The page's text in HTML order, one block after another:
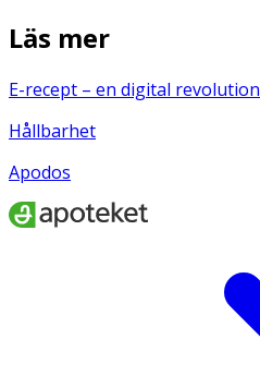
Läs mer
E-recept – en digital revolution
Hållbarhet
Apodos